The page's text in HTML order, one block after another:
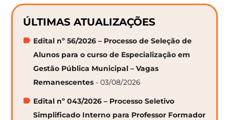
ÚLTIMAS ATUALIZAÇÕES
Edital nº 56/2026 – Processo de Seleção de
Alunos para o curso de Especialização em
Gestão Pública Municipal – Vagas
Remanescentes - 03/08/2026
Edital nº 043/2026 – Processo Seletivo
Simplificado Interno para Professor Formador